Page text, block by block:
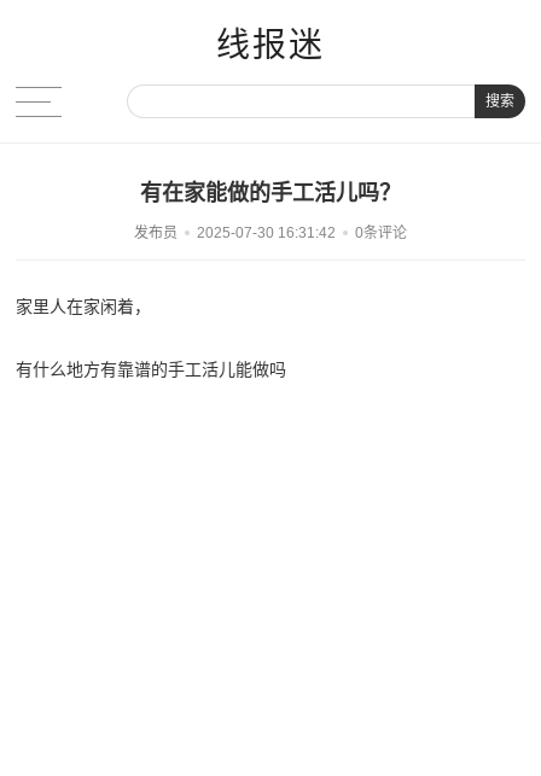
线报迷
搜索
有在家能做的手工活儿吗？
发布员 2025-07-30 16:31:42 0条评论
家里人在家闲着，
有什么地方有靠谱的手工活儿能做吗